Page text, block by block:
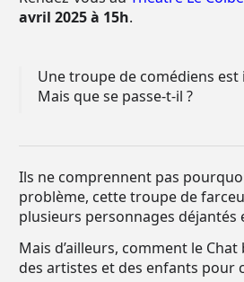
avril 2025 à 15h.
Une troupe de comédiens
Mais que se passe-t-il ?
Ils ne comprennent pas
problème, cette troupe de
plusieurs personnages
Mais d’ailleurs, comment le
des artistes et des enfants pour